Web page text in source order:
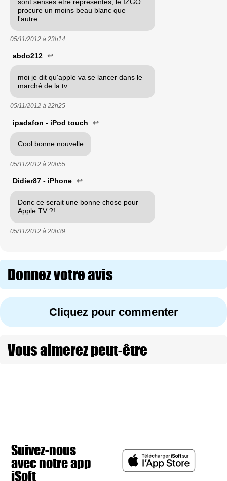
sont sensés être représentés, le IZGO
procure un moins beau blanc que
l'autre..
05/11/2012 à 23h14
abdo212 ↩
moi je dit qu'apple va se lancer dans le
marché de la tv
05/11/2012 à 22h25
ipadafon - iPod touch ↩
Cool bonne nouvelle
05/11/2012 à 20h55
Didier87 - iPhone ↩
Donc ce serait une bonne chose pour
Apple TV ?!
05/11/2012 à 20h39
Donnez votre avis
Cliquez pour commenter
Vous aimerez peut-être
Suivez-nous
avec notre app
iSoft